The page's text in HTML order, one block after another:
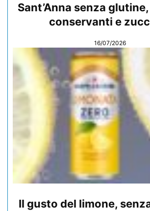
Sant’Anna senza
conservanti e
16/07/2026
Il gusto del limone,